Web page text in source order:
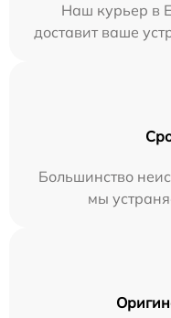
Наш курьер в
доставит ваше
Большинство
мы